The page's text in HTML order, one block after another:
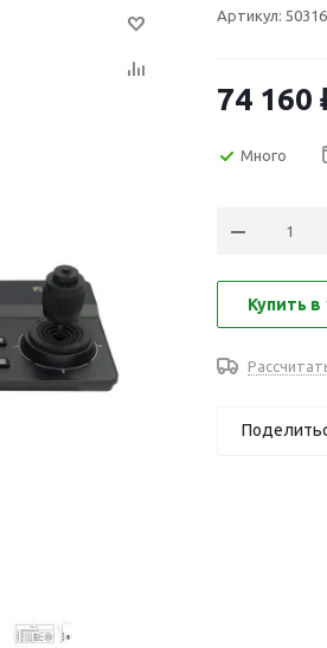
Артикул:
74 160
Много
Купить в